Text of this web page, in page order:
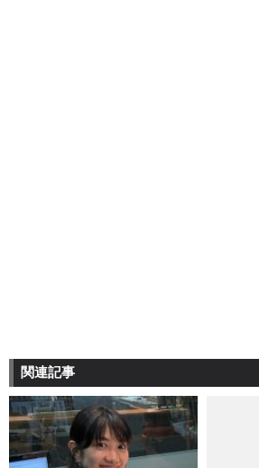
関連記事